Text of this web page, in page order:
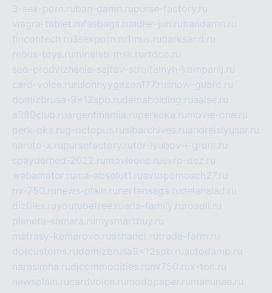
3-sex-porn.ruban-damn.rupurse-factory.ru
viagra-tablet.rufasbags.ruadler-jun.rubandamn.ru
fincontech.ru3sexporn.ru1mus.rudarksand.ru
rebus-toys.ru minelab-msk.ru rtdco.ru
seo-prodvizhenie-sajtov-stroitelnyh-kompanij.ru
card-voice.ru rulonnyygazon177.rusnow-guard.ru
domizbrusa-9x12spb.rudemaholding.ruaalse.ru
a380club.ruargentinamia.ruperkoka.ru movie-one.ru
perk-oka.rug-octopus.rusibarchives.ruandreislyusar.ru
naruto-x.rupursefactory.rutor-lyubov-i-grom.ru
spayderhed-2022.ru movieone.ruevro-dez.ru
webamator.ru ma-absolut1.ruavtopomosch27.ru
nv-750.ru news-plain.ru nertansaga.rudelanalad.ru
dizfiles.ruyoutubefree.ruaria-family.ru roadli.ru
planeta-samara.ru mysmartbuy.ru
matrasy-kemerovo.ruashanet.rutrade-farm.ru
dotcustoms.rudomizbrusa9x12spb.ruautodamp.ru
narasimha.rudjcommodities.ru nv750.rux-ton.ru
newsplain.rucardvoice.ru modopaper.ru manunae.ru